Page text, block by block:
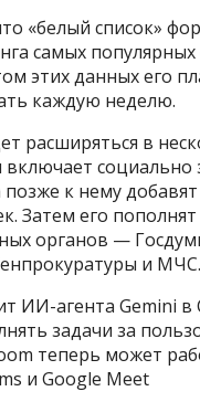
«белый список»
самых популярных
этих данных его
каждую неделю.
расширяться в
включает
к нему
Затем его пополнят
органов —
и МЧС.
ИИ-агента Gemini
задачи за
теперь может
и Google Meet